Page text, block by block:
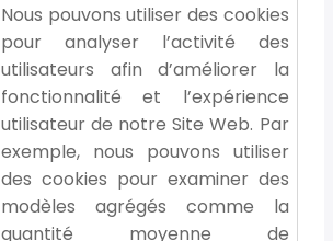
Nous pouvons utiliser des cookies
pour analyser l’activité des
utilisateurs afin d’améliorer la
fonctionnalité et l’expérience
utilisateur de notre Site Web. Par
exemple, nous pouvons utiliser
des cookies pour examiner des
modèles agrégés comme la
quantité moyenne de